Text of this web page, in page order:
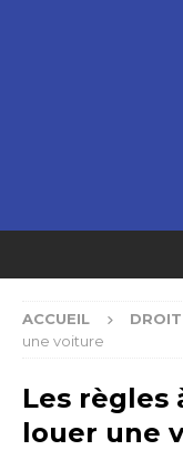
ACCUEIL DROIT
une voiture
Les règles
louer une